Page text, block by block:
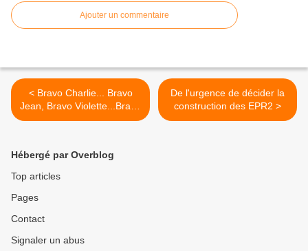
Ajouter un commentaire
< Bravo Charlie... Bravo
Jean, Bravo Violette...Bravo
et Merci à tous !
De l'urgence de décider la
construction des EPR2 >
Hébergé par Overblog
Top articles
Pages
Contact
Signaler un abus